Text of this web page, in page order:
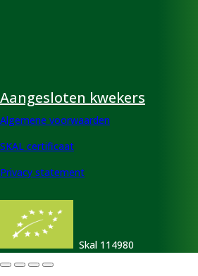
Aangesloten kwekers
Algemene voorwaarden
SKAL certificaat
Privacy statement
Skal 114980